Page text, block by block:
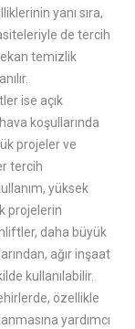
yanı sıra,
de tercih
temizlik
ise açık
koşullarında
projeler ve
tercih
yüksek
projelerin
daha büyük
ağır inşaat
kullanılabilir.
özellikle
yardımcı